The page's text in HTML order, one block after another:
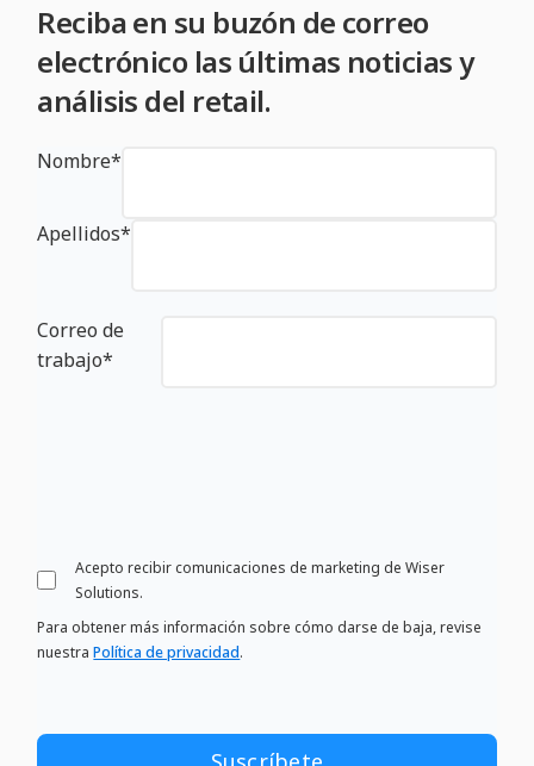
Reciba en su buzón de correo
electrónico las últimas noticias y
análisis del retail.
Nombre*
Apellidos*
Correo de
trabajo*
Acepto recibir comunicaciones de marketing de Wiser
Solutions.
Para obtener más información sobre cómo darse de baja, revise
nuestraPolítica de privacidad.